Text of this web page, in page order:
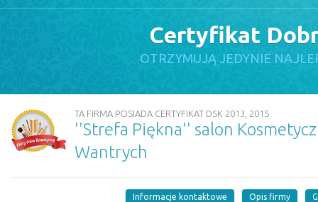
Certyfikat
OTRZYMUJĄ JEDYNIE
TA FIRMA POSIADA CERTYFIKAT DSK 2013, 2015
''Strefa Piękna'' salon
Wantrych
Informacje kontaktowe Opis firmy